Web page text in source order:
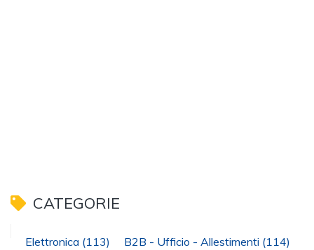
CATEGORIE
Elettronica (113) B2B - Ufficio - Allestimenti (114)